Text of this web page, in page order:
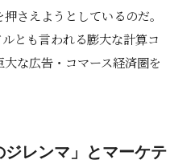
さえようとしているのだ。
とも言われる膨大な計算コ
な広告・コマース経済圏を
ジレンマ」とマーケテ